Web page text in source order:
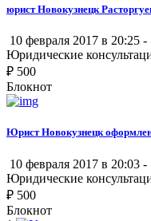
юрист Новокузнецк
10 февраля 2017 в 20:25 -
Юридические
₽ 500
Блокнот
Юрист Новокузнецк
10 февраля 2017 в 20:03 -
Юридические
₽ 500
Блокнот